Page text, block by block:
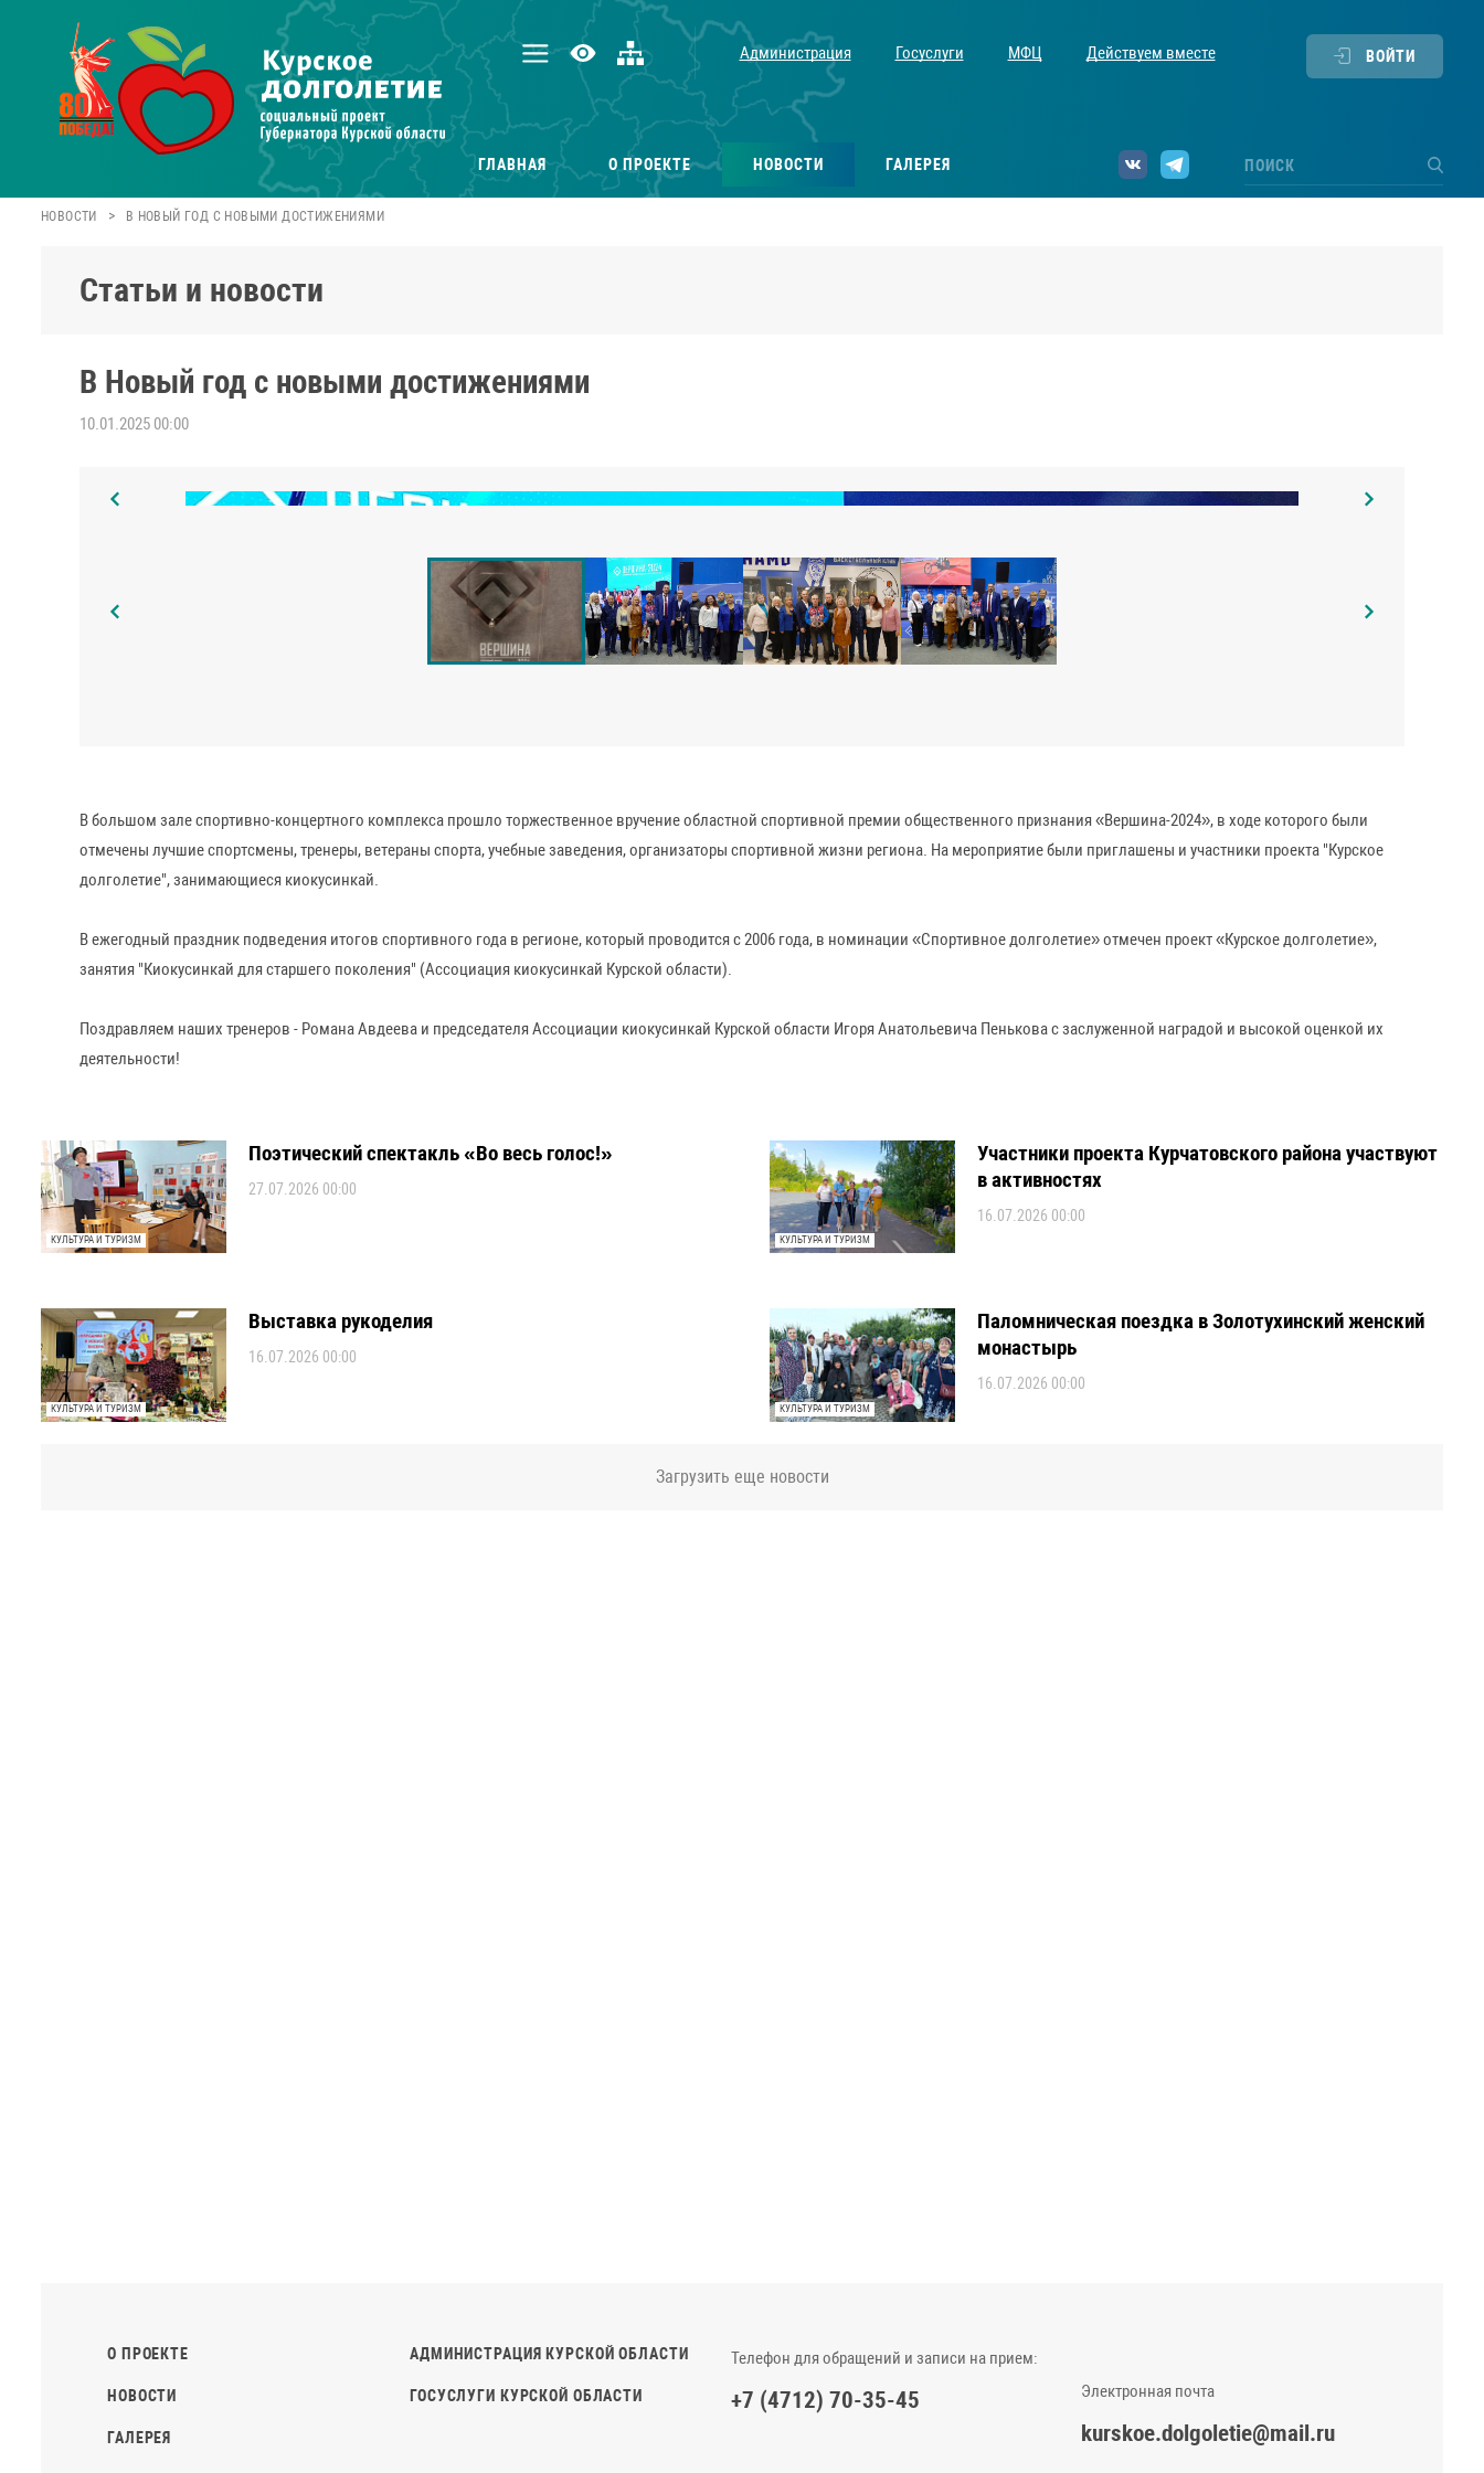
Администрация Госуслуги МФЦ Действуем вместе ВОЙТИ
ГЛАВНАЯ О ПРОЕКТЕ НОВОСТИ ГАЛЕРЕЯ
НОВОСТИ > В НОВЫЙ ГОД С НОВЫМИ ДОСТИЖЕНИЯМИ
Статьи и новости
В Новый год с новыми достижениями
10.01.2025 00:00
В большом зале спортивно-концертного комплекса прошло торжественное вручение областной спортивной премии общественного признания «Вершина-2024», в ходе которого были
отмечены лучшие спортсмены, тренеры, ветераны спорта, учебные заведения, организаторы спортивной жизни региона. На мероприятие были приглашены и участники проекта "Курское
долголетие", занимающиеся киокусинкай.
В ежегодный праздник подведения итогов спортивного года в регионе, который проводится с 2006 года, в номинации «Спортивное долголетие» отмечен проект «Курское долголетие»,
занятия "Киокусинкай для старшего поколения" (Ассоциация киокусинкай Курской области).
Поздравляем наших тренеров - Романа Авдеева и председателя Ассоциации киокусинкай Курской области Игоря Анатольевича Пенькова с заслуженной наградой и высокой оценкой их
деятельности!
КУЛЬТУРА И ТУРИЗМ
Поэтический спектакль «Во весь голос!»
27.07.2026 00:00
КУЛЬТУРА И ТУРИЗМ
Участники проекта Курчатовского района участвуют
в активностях
16.07.2026 00:00
КУЛЬТУРА И ТУРИЗМ
Выставка рукоделия
16.07.2026 00:00
КУЛЬТУРА И ТУРИЗМ
Паломническая поездка в Золотухинский женский
монастырь
16.07.2026 00:00
Загрузить еще новости
О ПРОЕКТЕ
НОВОСТИ
ГАЛЕРЕЯ
АДМИНИСТРАЦИЯ КУРСКОЙ ОБЛАСТИ
ГОСУСЛУГИ КУРСКОЙ ОБЛАСТИ
Телефон для обращений и записи на прием:
+7 (4712) 70-35-45 Электронная почта
kurskoe.dolgoletie@mail.ru